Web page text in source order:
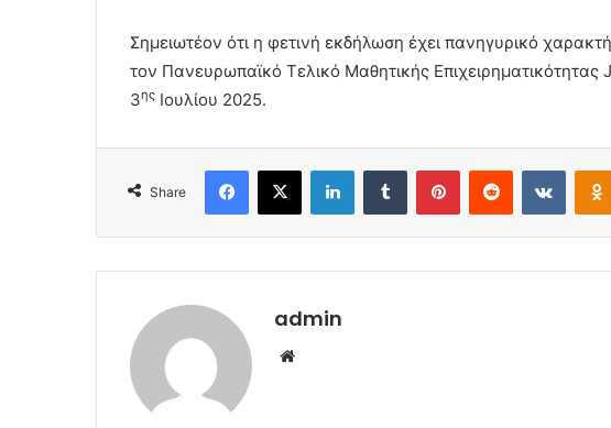
Σημειωτέον ότι η φετινή εκδήλωση έχει πανηγυρικό
τον Πανευρωπαϊκό Τελικό Μαθητικής
3ης Ιουλίου 2025.
Share
Facebook
X LinkedInTumblr PinterestReddit
admin